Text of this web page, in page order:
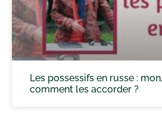
Les possessifs en russe :
comment les accorder ?